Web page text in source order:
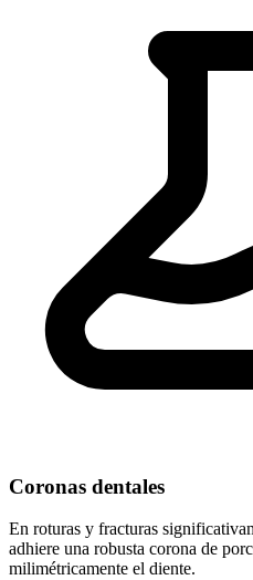
Coronas dentales
En roturas y fracturas
adhiere una robusta corona de
milimétricamente el diente.